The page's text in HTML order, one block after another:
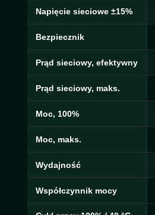
Napięcie sieciowe ±15%
Bezpiecznik
Prąd sieciowy, efektywny
Prąd sieciowy, maks.
Moc, 100%
Moc, maks.
Wydajność
Współczynnik mocy